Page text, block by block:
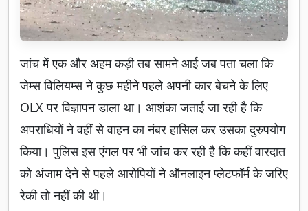
जांच में एक और अहम कड़ी तब सामने आई जब पता चला कि
जेम्स विलियम्स ने कुछ महीने पहले अपनी कार बेचने के लिए
OLX पर विज्ञापन डाला था। आशंका जताई जा रही है कि
अपराधियों ने वहीं से वाहन का नंबर हासिल कर उसका दुरुपयोग
किया। पुलिस इस एंगल पर भी जांच कर रही है कि कहीं वारदात
को अंजाम देने से पहले आरोपियों ने ऑनलाइन प्लेटफॉर्म के जरिए
रेकी तो नहीं की थी।